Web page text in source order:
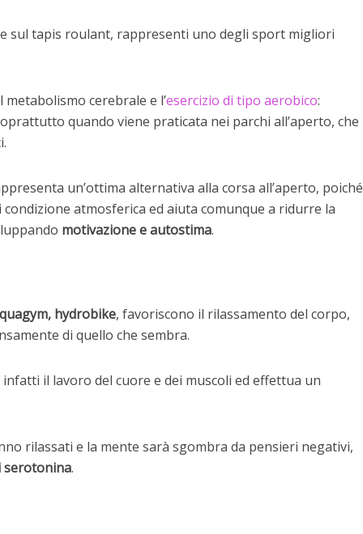
sul tapis roulant, rappresenti uno degli sport migliori
cerebrale e l’esercizio di tipo aerobico:
quando viene praticata nei parchi all’aperto, che
un’ottima alternativa alla corsa all’aperto, poiché
atmosferica ed aiuta comunque a ridurre la
motivazione e autostima.
hydrobike, favoriscono il rilassamento del corpo,
di quello che sembra.
infatti il lavoro del cuore e dei muscoli ed effettua un
rilassati e la mente sarà sgombra da pensieri negativi,
serotonina.